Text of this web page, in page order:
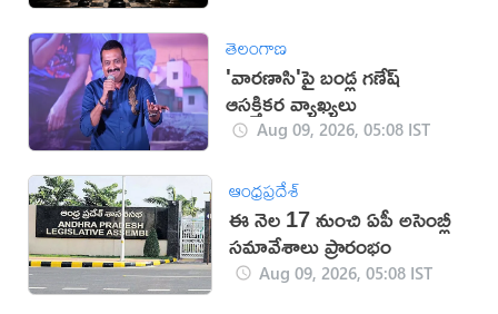
తెలంగాణ
'వారణాసి'పై బండ్ల గణేష్
ఆసక్తికర వ్యాఖ్యలు
Aug 09, 2026, 05:08 IST
ఆంధ్రప్రదేశ్
ఈ నెల 17 నుంచి ఏపీ అసెంబ్లీ
సమావేశాలు ప్రారంభం
Aug 09, 2026, 05:08 IST